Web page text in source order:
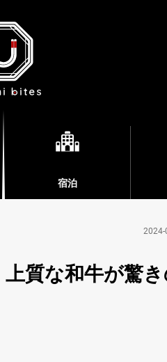
宿泊
2024-
質な和牛が驚